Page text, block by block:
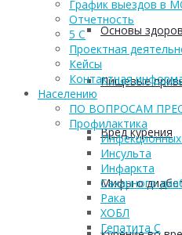
Основы
Пищевые
Вред курения
Мифы о
График выездов в
Отчетность
5 С
Проектная
Кейсы
Контактная
Населению
ПО ВОПРОСАМ
Профилактика
Инсульта
Инфаркта
Сахарного
Рака
ХОБЛ
Гепатита С